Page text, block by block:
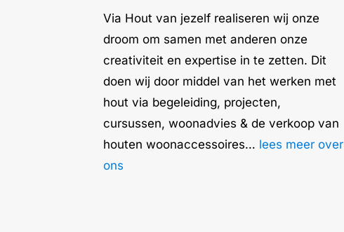
Via Hout van jezelf realiseren wij onze
droom om samen met anderen onze
creativiteit en expertise in te zetten. Dit
doen wij door middel van het werken met
hout via begeleiding, projecten,
cursussen, woonadvies & de verkoop van
houten woonaccessoires… lees meer over
ons